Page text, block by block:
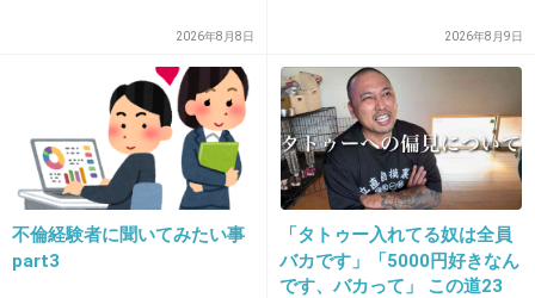
スカートはいたおばちゃん二人組が「あなたは
今、幸せですか？」
+28 -1
2026年8月8日 2026年8月9日
不倫経験者に聞いてみたい事
part3
「タトゥー入れてる奴は全員
バカです」「5000円好きなん
です、バカって」 この道23